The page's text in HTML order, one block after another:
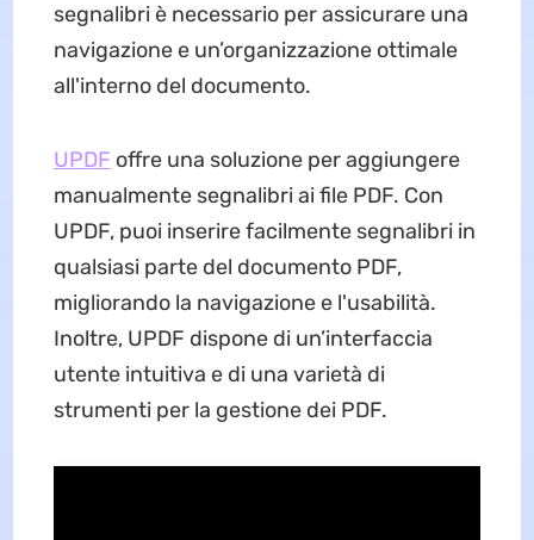
segnalibri è necessario per assicurare una
navigazione e un’organizzazione ottimale
all'interno del documento.
UPDF offre una soluzione per aggiungere
manualmente segnalibri ai file PDF. Con
UPDF, puoi inserire facilmente segnalibri in
qualsiasi parte del documento PDF,
migliorando la navigazione e l'usabilità.
Inoltre, UPDF dispone di un’interfaccia
utente intuitiva e di una varietà di
strumenti per la gestione dei PDF.